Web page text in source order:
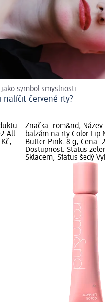
jako symbol smyslnosti
nalíčit červené rty?
All
Značka: rom&nd; Název
balzám na rty Color Lip
Butter Pink, 8 g; Cena:
Dostupnost: Status
Skladem, Status šedý